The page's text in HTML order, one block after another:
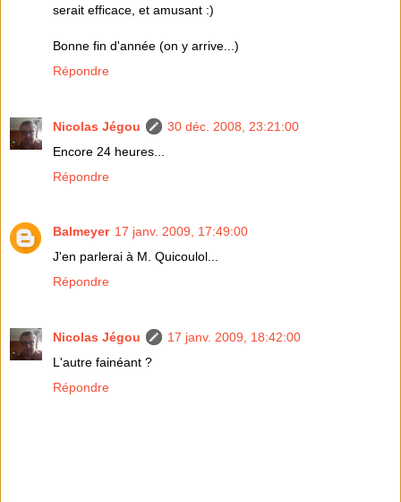
serait efficace, et amusant :)
Bonne fin d'année (on y arrive...)
Répondre
Nicolas Jégou
30 déc. 2008, 23:21:00
Encore 24 heures...
Répondre
Balmeyer 17 janv. 2009, 17:49:00
J'en parlerai à M. Quicoulol...
Répondre
Nicolas Jégou
17 janv. 2009, 18:42:00
L'autre fainéant ?
Répondre